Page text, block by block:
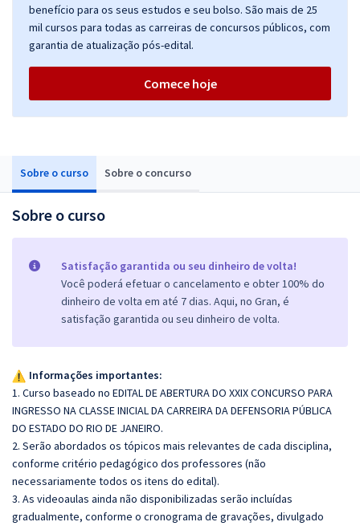
Sobre o curso Sobre o concurso
Sobre o curso
Satisfação garantida ou seu dinheiro de volta!
Você poderá efetuar o cancelamento e obter 100% do
dinheiro de volta em até 7 dias. Aqui, no Gran, é
satisfação garantida ou seu dinheiro de volta.
Informações importantes:
1. Curso baseado no EDITAL DE ABERTURA DO XXIX CONCURSO PARA
INGRESSO NA CLASSE INICIAL DA CARREIRA DA DEFENSORIA PÚBLICA
DO ESTADO DO RIO DE JANEIRO.
2. Serão abordados os tópicos mais relevantes de cada disciplina,
conforme critério pedagógico dos professores (não
necessariamente todos os itens do edital).
3. As videoaulas ainda não disponibilizadas serão incluídas
gradualmente, conforme o cronograma de gravações, divulgado
benefício para os seus estudos e seu bolso. São mais de 25
mil cursos para todas as carreiras de concursos públicos, com
garantia de atualização pós-edital.
Comece hoje